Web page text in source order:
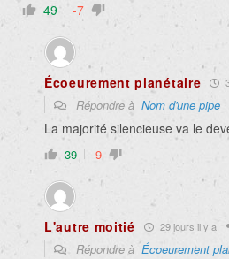
49 -7
Écoeurement planétaire
Répondre à Nom d'une pipe
La majorité silencieuse va le
39 -9
L'autre moitié 29 jours il y a
Répondre à Écoeurement